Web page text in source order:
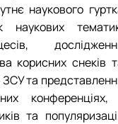
наукового
наукових
корисних снеків
ЗСУ та
конференціях,
та